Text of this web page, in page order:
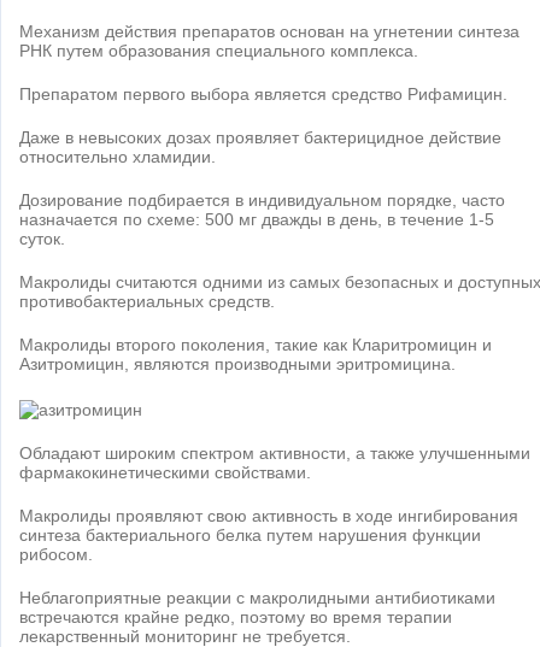
Механизм действия препаратов основан на угнетении синтеза
РНК путем образования специального комплекса.
Препаратом первого выбора является средство Рифамицин.
Даже в невысоких дозах проявляет бактерицидное действие
относительно хламидии.
Дозирование подбирается в индивидуальном порядке, часто
назначается по схеме: 500 мг дважды в день, в течение 1-5
суток.
Макролиды считаются одними из самых безопасных и доступных
противобактериальных средств.
Макролиды второго поколения, такие как Кларитромицин и
Азитромицин, являются производными эритромицина.
Обладают широким спектром активности, а также улучшенными
фармакокинетическими свойствами.
Макролиды проявляют свою активность в ходе ингибирования
синтеза бактериального белка путем нарушения функции
рибосом.
Неблагоприятные реакции с макролидными антибиотиками
встречаются крайне редко, поэтому во время терапии
лекарственный мониторинг не требуется.